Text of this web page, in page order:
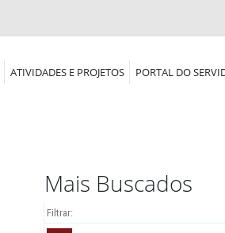
ATIVIDADES E PROJETOS PORTAL DO
Mais Buscados